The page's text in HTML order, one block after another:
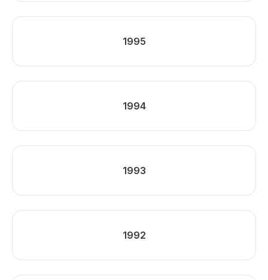
1995
1994
1993
1992